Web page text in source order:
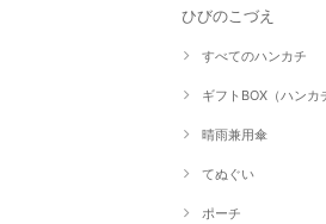
ひびのこづえ
すべてのハンカチ
ギフトBOX（ハンカ
晴雨兼用傘
てぬぐい
ポーチ